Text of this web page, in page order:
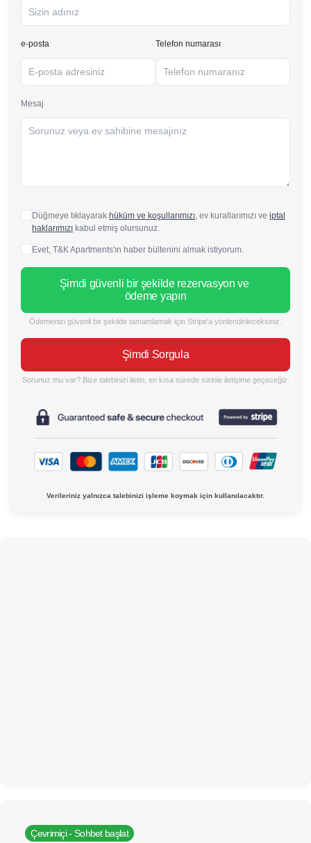
e-posta Telefon numarası
Mesaj
Düğmeye tıklayarak hüküm ve koşullarımızı, ev kurallarımızı ve iptal
haklarımızı kabul etmiş olursunuz.
Evet, T&K Apartments'ın haber bültenini almak istiyorum.
Şimdi güvenli bir şekilde rezervasyon ve
ödeme yapın
Ödemenizi güvenli bir şekilde tamamlamak için Stripe'a yönlendirileceksiniz.
Şimdi Sorgula
Sorunuz mu var? Bize talebinizi iletin; en kısa sürede sizinle iletişime geçeceğiz.
Verileriniz yalnızca talebinizi işleme koymak için kullanılacaktır.
Çevrimiçi - Sohbet başlat